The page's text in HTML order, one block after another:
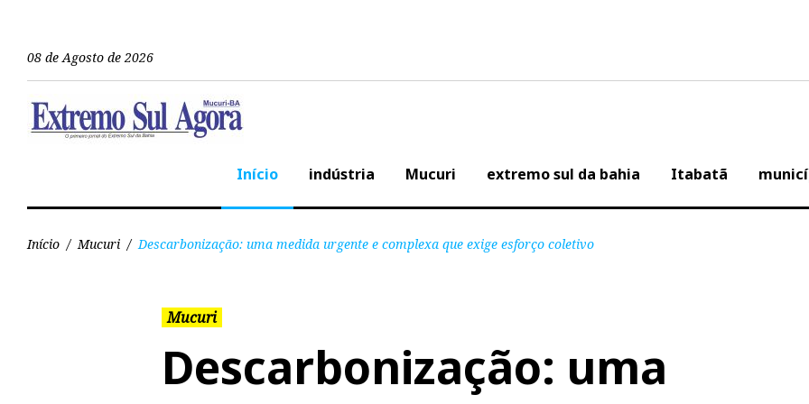
08 de Agosto de 2026
Início indústria Mucuri extremo sul da bahia Itabatã
Início / Mucuri / Descarbonização: uma medida urgente e complexa que exige esforço coletivo
Mucuri
Descarbonização: uma